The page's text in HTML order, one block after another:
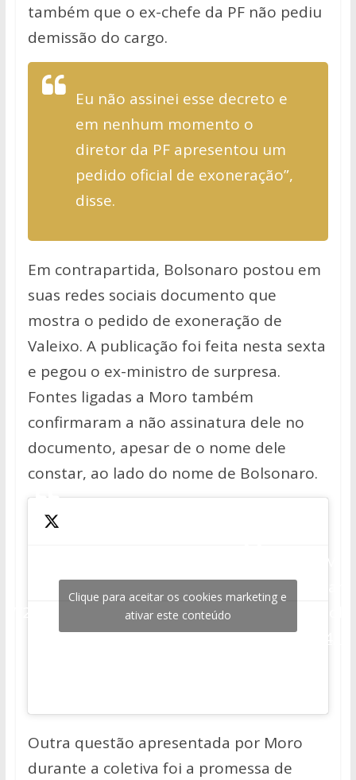
também que o ex-chefe da PF não pediu
demissão do cargo.
Eu não assinei esse decreto e
em nenhum momento o
diretor da PF apresentou um
pedido oficial de exoneração”,
disse.
Em contrapartida, Bolsonaro postou em
suas redes sociais documento que
mostra o pedido de exoneração de
Valeixo. A publicação foi feita nesta sexta
e pegou o ex-ministro de surpresa.
Fontes ligadas a Moro também
confirmaram a não assinatura dele no
documento, apesar de o nome dele
constar, ao lado do nome de Bolsonaro.
2014
delegado de Polícia
Federal integrante da
— Jair M.
Bolsonaro
April 24,
Clique para aceitar os cookies marketing e
ativar este conteúdo
Outra questão apresentada por Moro
durante a coletiva foi a promessa de